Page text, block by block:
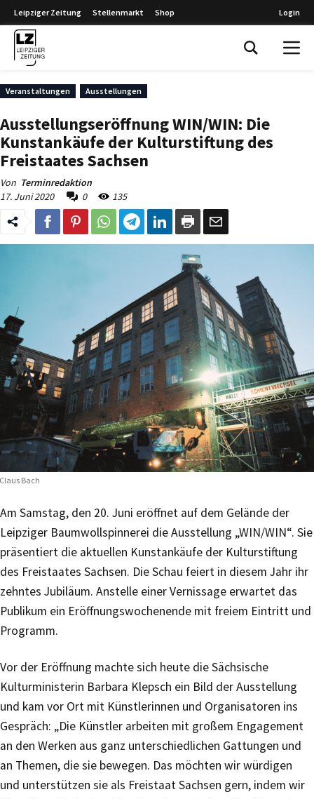
Leipziger Zeitung Stellenmarkt Shop Login
Veranstaltungen Ausstellungen
Ausstellungseröffnung WIN/WIN: Die
Kunstankäufe der Kulturstiftung des
Freistaates Sachsen
Von Terminredaktion
17. Juni 2020
0 135
Bach
Am Samstag, den 20. Juni eröffnet auf dem Gelände der
Leipziger Baumwollspinnerei die Ausstellung „WIN/WIN“. Sie
präsentiert die aktuellen Kunstankäufe der Kulturstiftung
des Freistaates Sachsen. Die Schau feiert in diesem Jahr ihr
zehntes Jubiläum. Anstelle einer Vernissage erwartet das
Publikum ein Eröffnungswochenende mit freiem Eintritt und
Programm.
Vor der Eröffnung machte sich heute die Sächsische
Kulturministerin Barbara Klepsch ein Bild der Ausstellung
und kam vor Ort mit Künstlerinnen und Organisatoren ins
Gespräch: „Die Künstler arbeiten mit großem Engagement
an den Werken aus ganz unterschiedlichen Gattungen und
an Themen, die sie bewegen. Das möchten wir würdigen
und unterstützen sie als Freistaat Sachsen gern, indem wir